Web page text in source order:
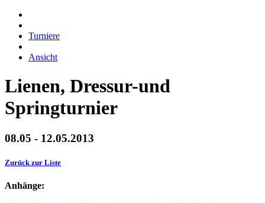
Turniere
Ansicht
Lienen, Dressur-und
Springturnier
08.05 - 12.05.2013
Zurück zur Liste
Anhänge: